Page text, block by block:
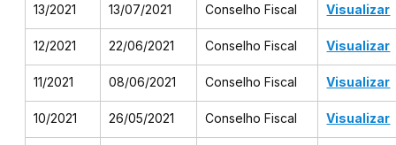
13/2021 13/07/2021 Conselho Fiscal Visualizar
12/2021 22/06/2021 Conselho Fiscal Visualizar
11/2021 08/06/2021 Conselho Fiscal Visualizar
10/2021 26/05/2021 Conselho Fiscal Visualizar